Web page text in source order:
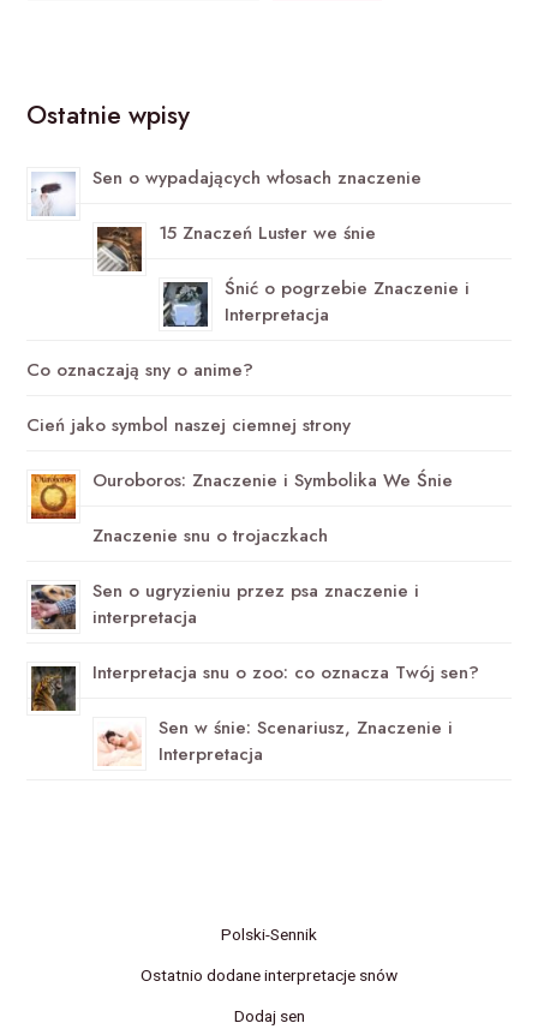
Ostatnie wpisy
Sen o wypadających włosach znaczenie
15 Znaczeń Luster we śnie
Śnić o pogrzebie Znaczenie i
Interpretacja
Co oznaczają sny o anime?
Cień jako symbol naszej ciemnej strony
Ouroboros: Znaczenie i Symbolika We Śnie
Znaczenie snu o trojaczkach
Sen o ugryzieniu przez psa znaczenie i
interpretacja
Interpretacja snu o zoo: co oznacza Twój sen?
Sen w śnie: Scenariusz, Znaczenie i
Interpretacja
Polski-Sennik
Ostatnio dodane interpretacje snów
Dodaj sen